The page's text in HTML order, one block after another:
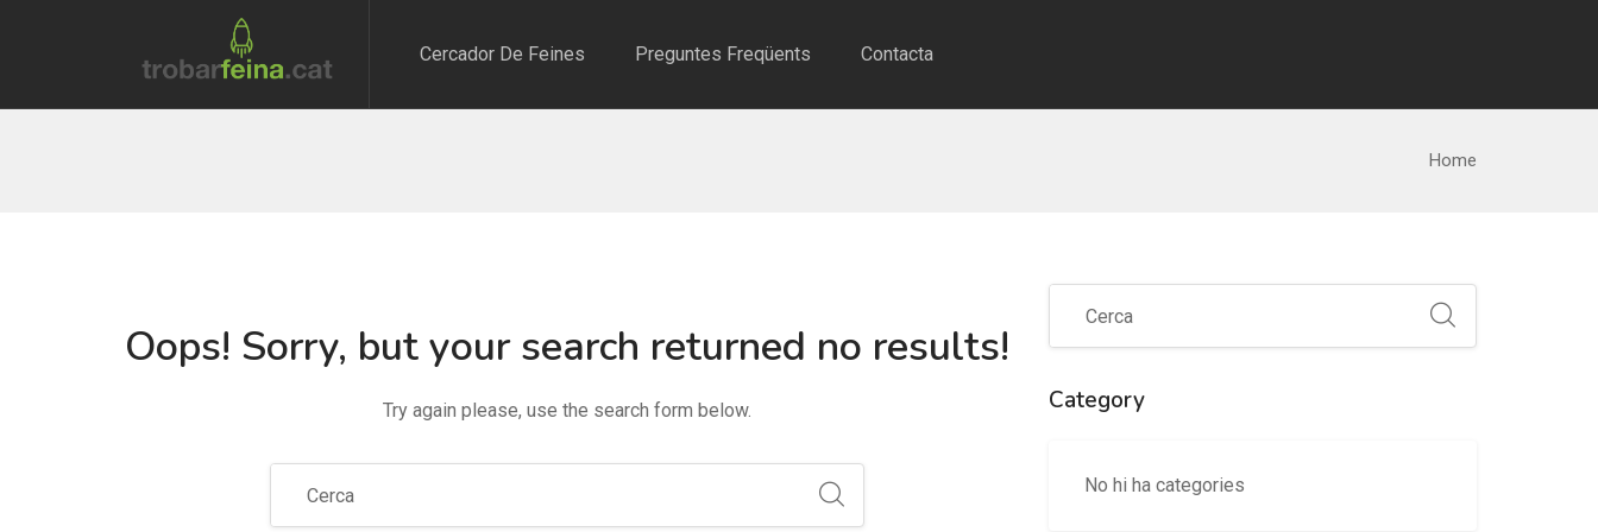
Cercador De Feines Preguntes Freqüents Contacta
Home
Oops! Sorry, but your search returned no results!
Try again please, use the search form below. Category
No hi ha categories